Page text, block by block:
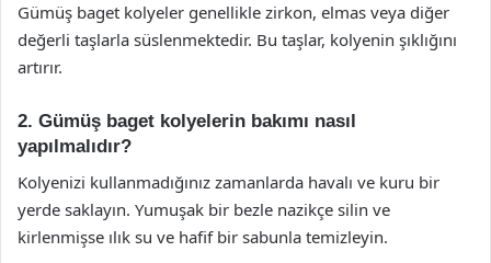
Gümüş baget kolyeler genellikle zirkon, elmas veya diğer
değerli taşlarla süslenmektedir. Bu taşlar, kolyenin şıklığını
artırır.
2. Gümüş baget kolyelerin bakımı nasıl
yapılmalıdır?
Kolyenizi kullanmadığınız zamanlarda havalı ve kuru bir
yerde saklayın. Yumuşak bir bezle nazikçe silin ve
kirlenmişse ılık su ve hafif bir sabunla temizleyin.